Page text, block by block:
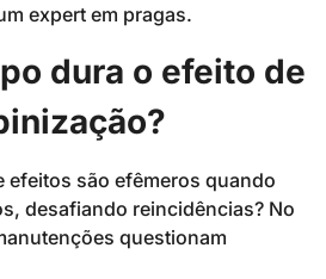
expert em pragas.
dura o efeito de
efeitos são efêmeros quando
desafiando reincidências? No
questionam